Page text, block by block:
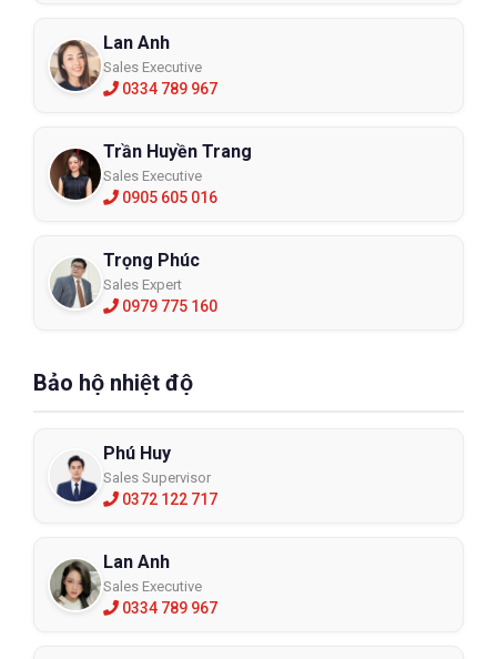
Lan Anh
Sales Executive
0334 789 967
Trần Huyền Trang
Sales Executive
0905 605 016
Trọng Phúc
Sales Expert
0979 775 160
Bảo hộ nhiệt độ
Phú Huy
Sales Supervisor
0372 122 717
Lan Anh
Sales Executive
0334 789 967